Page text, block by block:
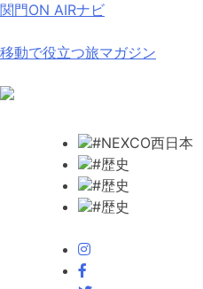
関門ON AIRナビ
移動で役立つ旅マガジン
#NEXCO西日本
#歴史
#歴史
#歴史